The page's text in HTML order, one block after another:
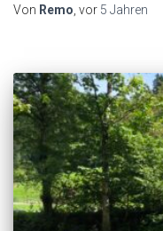
Von Remo , vor 5 Jahren